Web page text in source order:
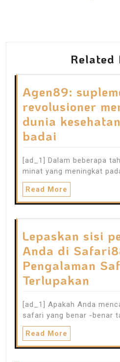
Related
Agen89:
revolusioner
dunia
badai
[ad_1] Dalam beberapa
minat yang meningkat
Read More
Lepaskan sisi
Anda di
Pengalaman
Terlupakan
[ad_1] Apakah Anda
safari yang benar -benar
Read More